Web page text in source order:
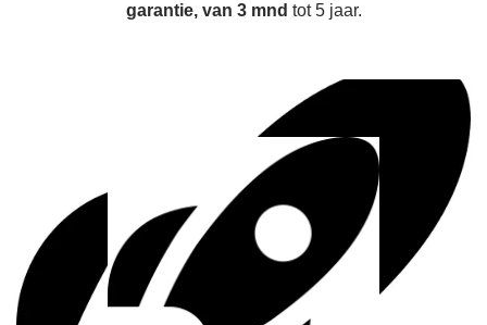
garantie, van 3 mnd tot 5 jaar.